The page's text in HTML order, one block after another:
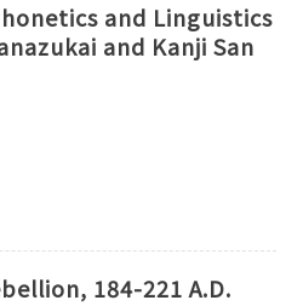
and Linguistics
and Kanji San
184-221 A.D.